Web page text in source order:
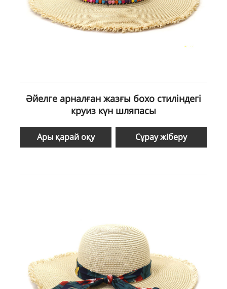
Әйелге арналған жазғы бохо стиліндегі
круиз күн шляпасы
Ары қарай оқу Сұрау жіберу